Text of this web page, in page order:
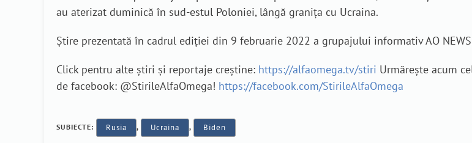
au aterizat duminică în sud-estul Poloniei, lângă granița cu Ucraina.
Știre prezentată în cadrul ediției din 9 februarie 2022 a grupajului informativ AO
Click pentru alte știri și reportaje creștine: https://alfaomega.tv/stiri Urmărește acum
de facebook: @StirileAlfaOmega! https://facebook.com/StirileAlfaOmega
SUBIECTE: Rusia , Ucraina , Biden